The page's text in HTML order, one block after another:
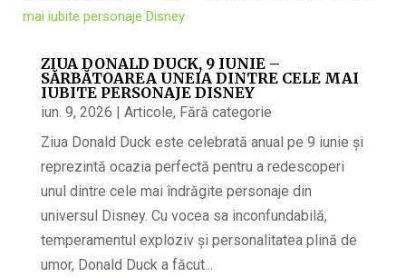
ZIUA DONALD DUCK, 9 IUNIE –
SĂRBĂTOAREA UNEIA DINTRE CELE MAI
IUBITE PERSONAJE DISNEY
iun. 9, 2026 | Articole, Fără categorie
Ziua Donald Duck este celebrată anual pe 9 iunie și
reprezintă ocazia perfectă pentru a redescoperi
unul dintre cele mai îndrăgite personaje din
universul Disney. Cu vocea sa inconfundabilă,
temperamentul exploziv și personalitatea plină de
umor, Donald Duck a făcut...